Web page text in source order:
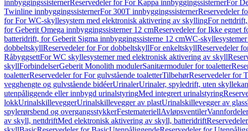
innbyggingssisternerReservedeler for For Kappa innbyggingssisternerFor
Twinline innbyggingssisternerFor 300T innbyggingssisternerReservedeler
for For WC-skyllesystem med elektronisk aktivering av skyllingFor
for Geberit Omega innbyggingssisterner 12 cmReservedeler for Ikke egnet
batteridrift, for Geberit Sigma innbyggingssisterne 12 cmWC-
dobbeltskyllReservedeler for For dobbeltskyllFor enkeltskyllReservedeler
RåbyggsettFor WC skyllesystemer med elektronisk aktivering av skyll
skyllForbindelserGeberit Monolith modulerSanitærmoduler for toaletter
toaletterReservedeler for For gulvstående toaletterTilbehørReservedeler for
vegghengte og gulvstående bidéerUrinalerUrinaler, spyledrift, uten
utenpåliggende eller innbygd urinalstyringMed integrert urinalstyring
lokkUrinalskilleveggerUrinalskillevegger av plastUrinalskillevegger av glass
spylerørsbend og overgangsstykkerFestemateriellAvløpsventilerVannfordeler
av skyll, nettdriftMed elektronisk aktivering av skyll, batteridrift